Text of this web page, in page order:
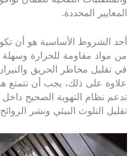
المعايير المحددة.
أحد الشروط الأساسية هو أن
من مواد مقاومة للحرارة
في تقليل مخاطر الحريق
علاوة على ذلك، يجب أن تتمتع
تدعم نظام التهوية الصحيح
تقليل التلوث البيئي ونشر